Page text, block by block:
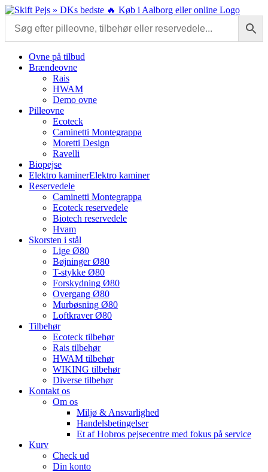
Skip
content
Ovne på tilbud
Brændeovne
Rais
HWAM
Demo ovne
Pilleovne
Ecoteck
Caminetti Montegrappa
Moretti Design
Ravelli
Biopejse
Elektro kaminerElektro kaminer
Reservedele
Caminetti Montegrappa
Ecoteck reservedele
Biotech reservedele
Hvam
Skorsten i stål
Lige Ø80
Bøjninger Ø80
T-stykke Ø80
Forskydning Ø80
Overgang Ø80
Murbøsning Ø80
Loftkraver Ø80
Tilbehør
Ecoteck tilbehør
Rais tilbehør
HWAM tilbehør
WIKING tilbehør
Diverse tilbehør
Kontakt os
Om os
Miljø & Ansvarlighed
Handelsbetingelser
Et af Hobros pejsecentre med fokus på service
Kurv
Check ud
Din konto